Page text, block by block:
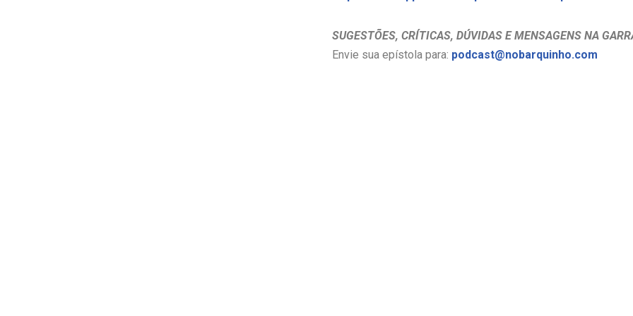
SUGESTÕES, CRÍTICAS, DÚVIDAS E MENSAGENS NA
Envie sua epístola para: podcast@nobarquinho.com